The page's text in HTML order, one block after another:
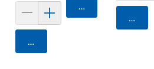
Agregar
Agregar